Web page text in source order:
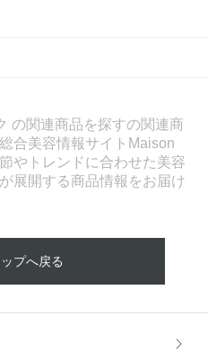
の関連商品を探すの関連商
合美容情報サイトMaison
やトレンドに合わせた美容
展開する商品情報をお届け
プへ戻る